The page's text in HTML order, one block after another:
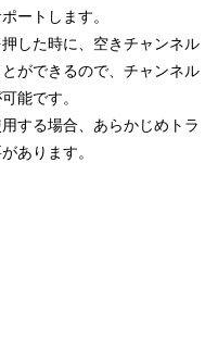
ートします。
した時に、空きチャンネル
ができるので、チャンネル
能です。
する場合、あらかじめトラ
あります。